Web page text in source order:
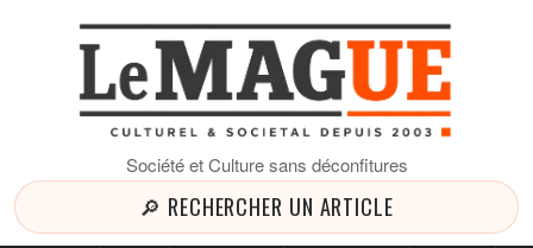
Société et Culture sans déconfitures
🔎 RECHERCHER UN ARTICLE